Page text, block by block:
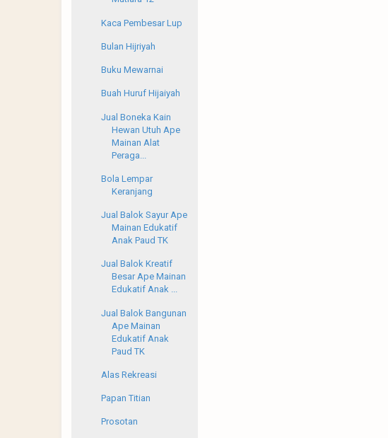
Kaca Pembesar Lup
Bulan Hijriyah
Buku Mewarnai
Buah Huruf Hijaiyah
Jual Boneka Kain
Hewan Utuh Ape
Mainan Alat
Peraga...
Bola Lempar
Keranjang
Jual Balok Sayur Ape
Mainan Edukatif
Anak Paud TK
Jual Balok Kreatif
Besar Ape Mainan
Edukatif Anak ...
Jual Balok Bangunan
Ape Mainan
Edukatif Anak
Paud TK
Alas Rekreasi
Papan Titian
Prosotan